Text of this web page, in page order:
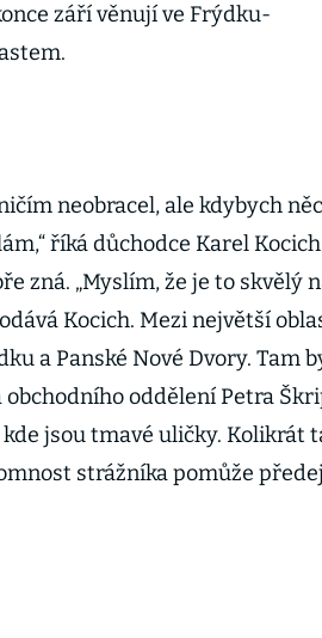
září věnují ve Frýdku-
neobracel, ale kdybych
říká důchodce Karel
zná. „Myslím, že je to skvělý
Kocich. Mezi největší
a Panské Nové Dvory. Tam
oddělení Petra
jsou tmavé uličky. Kolikrát
strážníka pomůže